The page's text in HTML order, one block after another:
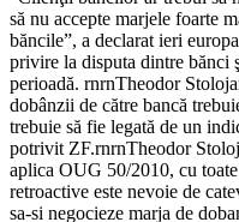
să nu accepte marjele foarte
băncile”, a declarat ieri
privire la disputa dintre bănci
perioadă. rnrnTheodor
dobânzii de către bancă
trebuie să fie legată de un
potrivit ZF.rnrnTheodor
aplica OUG 50/2010, cu
retroactive este nevoie de
sa-si negocieze marja de